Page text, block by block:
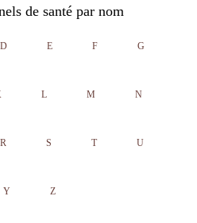
de santé par nom
D E F G
L M N
R S T U
Y Z